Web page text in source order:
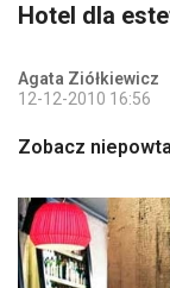
Hotel dla
Agata Ziółkiewicz
12-12-2010 16:56
Zobacz